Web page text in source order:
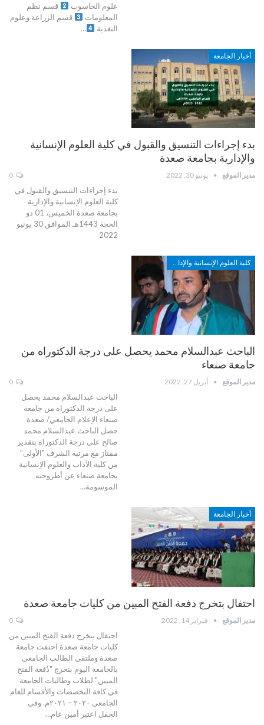
علوم الحاسوب
قسم نظم
المعلومات
قسم الزراعة وعلوم
التغذية
…
أخبار الجامعة
بدء إجراءات التنسيق والقبول في كلية العلوم الإنسانية
والإدارية بجامعة صعدة
مدير الموقع يونيو 30, 2022
بدء إجراءات التنسيق والقبول في
كلية العلوم الإنسانية والإدارية
بجامعة صعدة الخميس، 01 ذو
الحجة 1443هـ الموافق 30 يونيو
2022
كلية العلوم الإنسانية والإدارية
الباحث عبدالسلام محمد يحصل على درجة الدكتوراه من
جامعة صنعاء
مدير الموقع أبريل 27, 2022
الباحث عبدالسلام محمد يحصل
على درجة الدكتوراه من جامعة
صنعاء الإعلام الجامعي/ صعدة
حصل الباحث عبدالسلام محمد
صالح على درجة الدكتوراه بتقدير
ممتاز مع مرتبة الشرف "الأولى"
من كلية الآداب والعلوم الإنسانية
بجامعة صنعاء عن أطروحته
الموسومة…
أخبار الجامعة
احتفال بتخرج دفعة الفتح المبين من كليات جامعة صعدة
مدير الموقع فبراير 14, 2022
احتفال بتخرج دفعة الفتح المبين من
كليات جامعة صعدة احتفت جامعة
صعدة وملتقى الطالب الجامعي
بالجامعة اليوم بتخرج "دُفعة الفتح
المبين" لطلاب وطالبات الجامعة
في كافة التخصصات والأقسام للعام
الجامعي ٢٠٢٠ – ٢٠٢١م. وفي
الحفل اعتبر أمين عام…